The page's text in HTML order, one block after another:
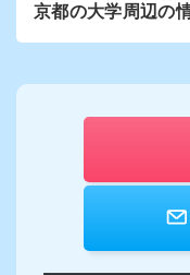
京都の大学周辺の